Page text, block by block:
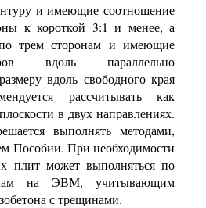
и имеющие соотношение
к короткой 3:1 и менее, а
трем сторонам и имеющие
вдоль параллельно
вдоль свободного края
рассчитывать как
в двух направлениях.
выполнять методами,
Пособии. При необходимости
плит может выполняться по
на ЭВМ, учитывающим
с трещинами.